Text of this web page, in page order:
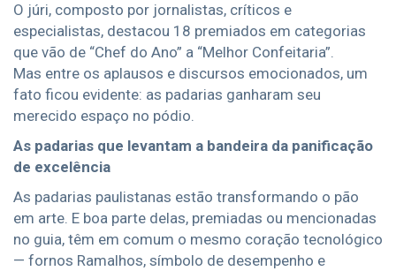
O júri, composto por jornalistas, críticos e
especialistas, destacou 18 premiados em categorias
que vão de “Chef do Ano” a “Melhor Confeitaria”.
Mas entre os aplausos e discursos emocionados, um
fato ficou evidente: as padarias ganharam seu
merecido espaço no pódio.
As padarias que levantam a bandeira da panificação
de excelência
As padarias paulistanas estão transformando o pão
em arte. E boa parte delas, premiadas ou mencionadas
no guia, têm em comum o mesmo coração tecnológico
— fornos Ramalhos, símbolo de desempenho e